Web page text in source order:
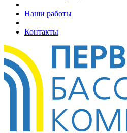
Наши работы
Контакты